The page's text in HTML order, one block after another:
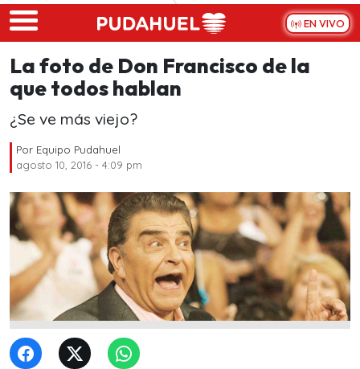
Skip to main content
EN VIVO
La foto de Don Francisco de la
que todos hablan
¿Se ve más viejo?
Por Equipo Pudahuel
agosto 10, 2016 - 4:09 pm